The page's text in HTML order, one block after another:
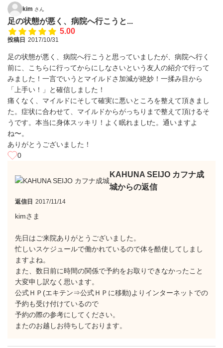
kim さん
足の状態が悪く、病院へ行こうと...
5.00
投稿日 2017/10/31
足の状態が悪く、病院へ行こうと思っていましたが、病院へ行く
前に、こちらに行ってからにしなさいという友人の紹介で行って
みました！一言でいうとマイルドさ加減が絶妙！一揉み目から
「上手い！」と確信しました！
痛くなく、マイルドにそして確実に悪いところを整えて頂きまし
た。症状に合わせて、マイルドからがっちりまで整えて頂けるそ
うです。本当に身体スッキリ！よく眠れましtた。通いますよ
ね〜。
ありがとうございました！
0
KAHUNA SEIJO カフナ成
城からの返信
返信日 2017/11/14
kimさま
先日はご来院ありがとうございました。
忙しいスケジュールで働かれているので体を酷使してしまし
ますよね。
また、数日前に時間の関係で予約をお取りできなかったこと
大変申し訳なく思います。
公式ＨＰ(エキテン⇒公式ＨＰに移動)よりインターネットでの
予約も受け付けているので
予約の際の参考にしてください。
またのお越しお待ちしております。